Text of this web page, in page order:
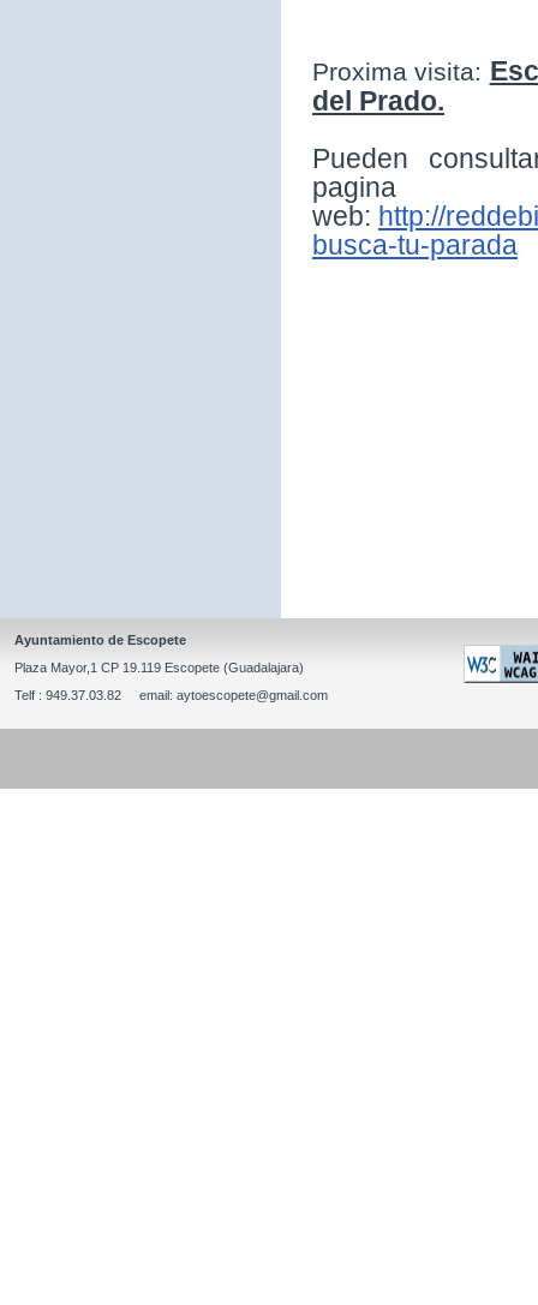
Proxima visita:
del Prado.
Pueden
pagina
web: http://
busca-tu-parada
Ayuntamiento de Escopete
Plaza Mayor,1 CP 19.119 Escopete (Guadalajara)
Telf : 949.37.03.82 email: aytoescopete@gmail.com